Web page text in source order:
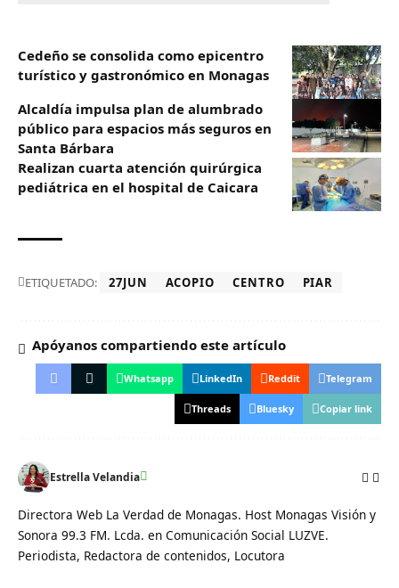
Cedeño se consolida como epicentro
turístico y gastronómico en Monagas
Alcaldía impulsa plan de alumbrado
público para espacios más seguros en
Santa Bárbara
Realizan cuarta atención quirúrgica
pediátrica en el hospital de Caicara
ETIQUETADO: 27JUN ACOPIO CENTRO PIAR
Apóyanos compartiendo este artículo
Whatsapp LinkedIn Reddit Telegram
Threads Bluesky Copiar link
Estrella Velandia
Directora Web La Verdad de Monagas. Host Monagas Visión y
Sonora 99.3 FM. Lcda. en Comunicación Social LUZVE.
Periodista, Redactora de contenidos, Locutora